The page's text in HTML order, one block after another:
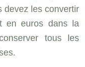
devez les convertir
en euros dans la
tous les